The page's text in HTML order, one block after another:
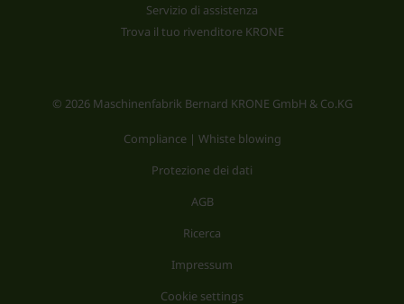
Servizio di assistenza
Trova il tuo rivenditore KRONE
© 2026 Maschinenfabrik Bernard KRONE GmbH & Co.KG
Compliance | Whiste blowing
Protezione dei dati
AGB
Ricerca
Impressum
Cookie settings